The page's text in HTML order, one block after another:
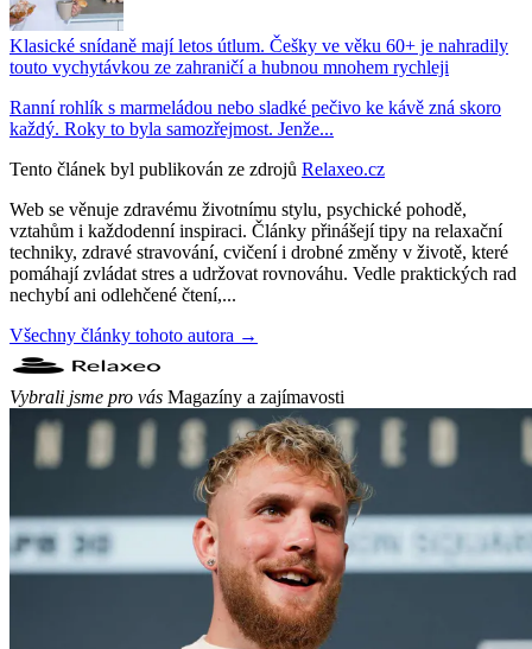
Klasické snídaně mají letos útlum. Češky ve věku 60+ je nahradily
touto vychytávkou ze zahraničí a hubnou mnohem rychleji
Ranní rohlík s marmeládou nebo sladké pečivo ke kávě zná skoro
každý. Roky to byla samozřejmost. Jenže...
Tento článek byl publikován ze zdrojů Relaxeo.cz
Web se věnuje zdravému životnímu stylu, psychické pohodě,
vztahům i každodenní inspiraci. Články přinášejí tipy na relaxační
techniky, zdravé stravování, cvičení i drobné změny v životě, které
pomáhají zvládat stres a udržovat rovnováhu. Vedle praktických rad
nechybí ani odlehčené čtení,...
Všechny články tohoto autora →
Vybrali jsme pro vás Magazíny a zajímavosti